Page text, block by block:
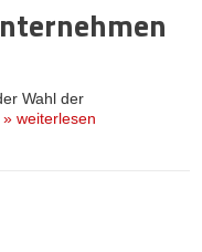
Wahl der
» weiterlesen